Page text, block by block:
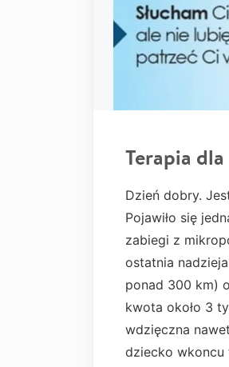
Terapia
Dzień dobry.
Pojawiło się
zabiegi z
ostatnia
ponad 300 km)
kwota około 3
wdzięczna
dziecko wkoncu